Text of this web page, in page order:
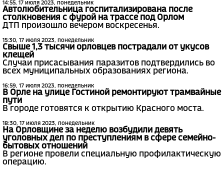
14:55, 17 июля 2023, понедельник
Автолюбительница госпитализирована после
столкновения с фурой на трассе под Орлом
ДТП произошло вечером воскресенья.
15:30, 17 июля 2023, понедельник
Свыше 1,3 тысячи орловцев пострадали от укусов
клещей
Случаи присасывания паразитов подтвердились во
всех муниципальных образованиях региона.
16:59, 17 июля 2023, понедельник
В Орле на улице Гостиной ремонтируют трамвайные
пути
В городе готовятся к открытию Красного моста.
18:30, 17 июля 2023, понедельник
На Орловщине за неделю возбудили девять
уголовных дел по преступлениям в сфере семейно-
бытовых отношений
В регионе провели специальную профилактическую
операцию.